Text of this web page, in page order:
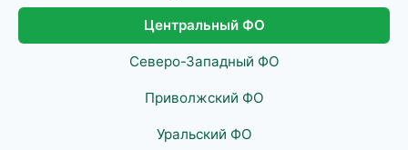
Центральный ФО
Северо-Западный ФО
Приволжский ФО
Уральский ФО